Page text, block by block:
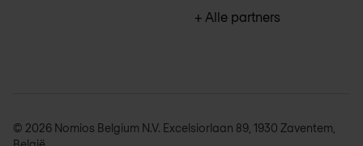
+ Alle partners
© 2026 Nomios Belgium N.V. Excelsiorlaan 89, 1930 Zaventem,